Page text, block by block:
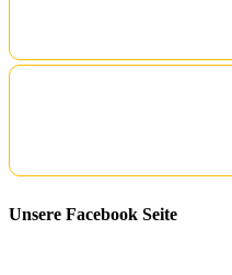
Unsere Facebook Seite